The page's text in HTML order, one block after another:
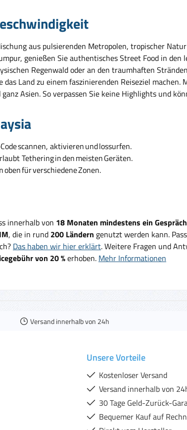
aus pulsierenden Metropolen, tropischer
genießen Sie authentisches Street Food in
Regenwald oder an den traumhaften
das Land zu einem faszinierenden Reiseziel
Asien. So verpassen Sie keine Highlights und
scannen, aktivieren und lossurfen.
Tethering in den meisten Geräten.
oben für verschiedene Zonen.
innerhalb von 18 Monaten mindestens ein
, die in rund 200 Ländern genutzt werden kann.
Das haben wir hier erklärt. Weitere Fragen und
von 20 %erhoben. Mehr Informationen
Versand innerhalb von 24h
Unsere Vorteile
Kostenloser Versand
Versand innerhalb von
30 Tage Geld-Zurück-
Bequemer Kauf auf